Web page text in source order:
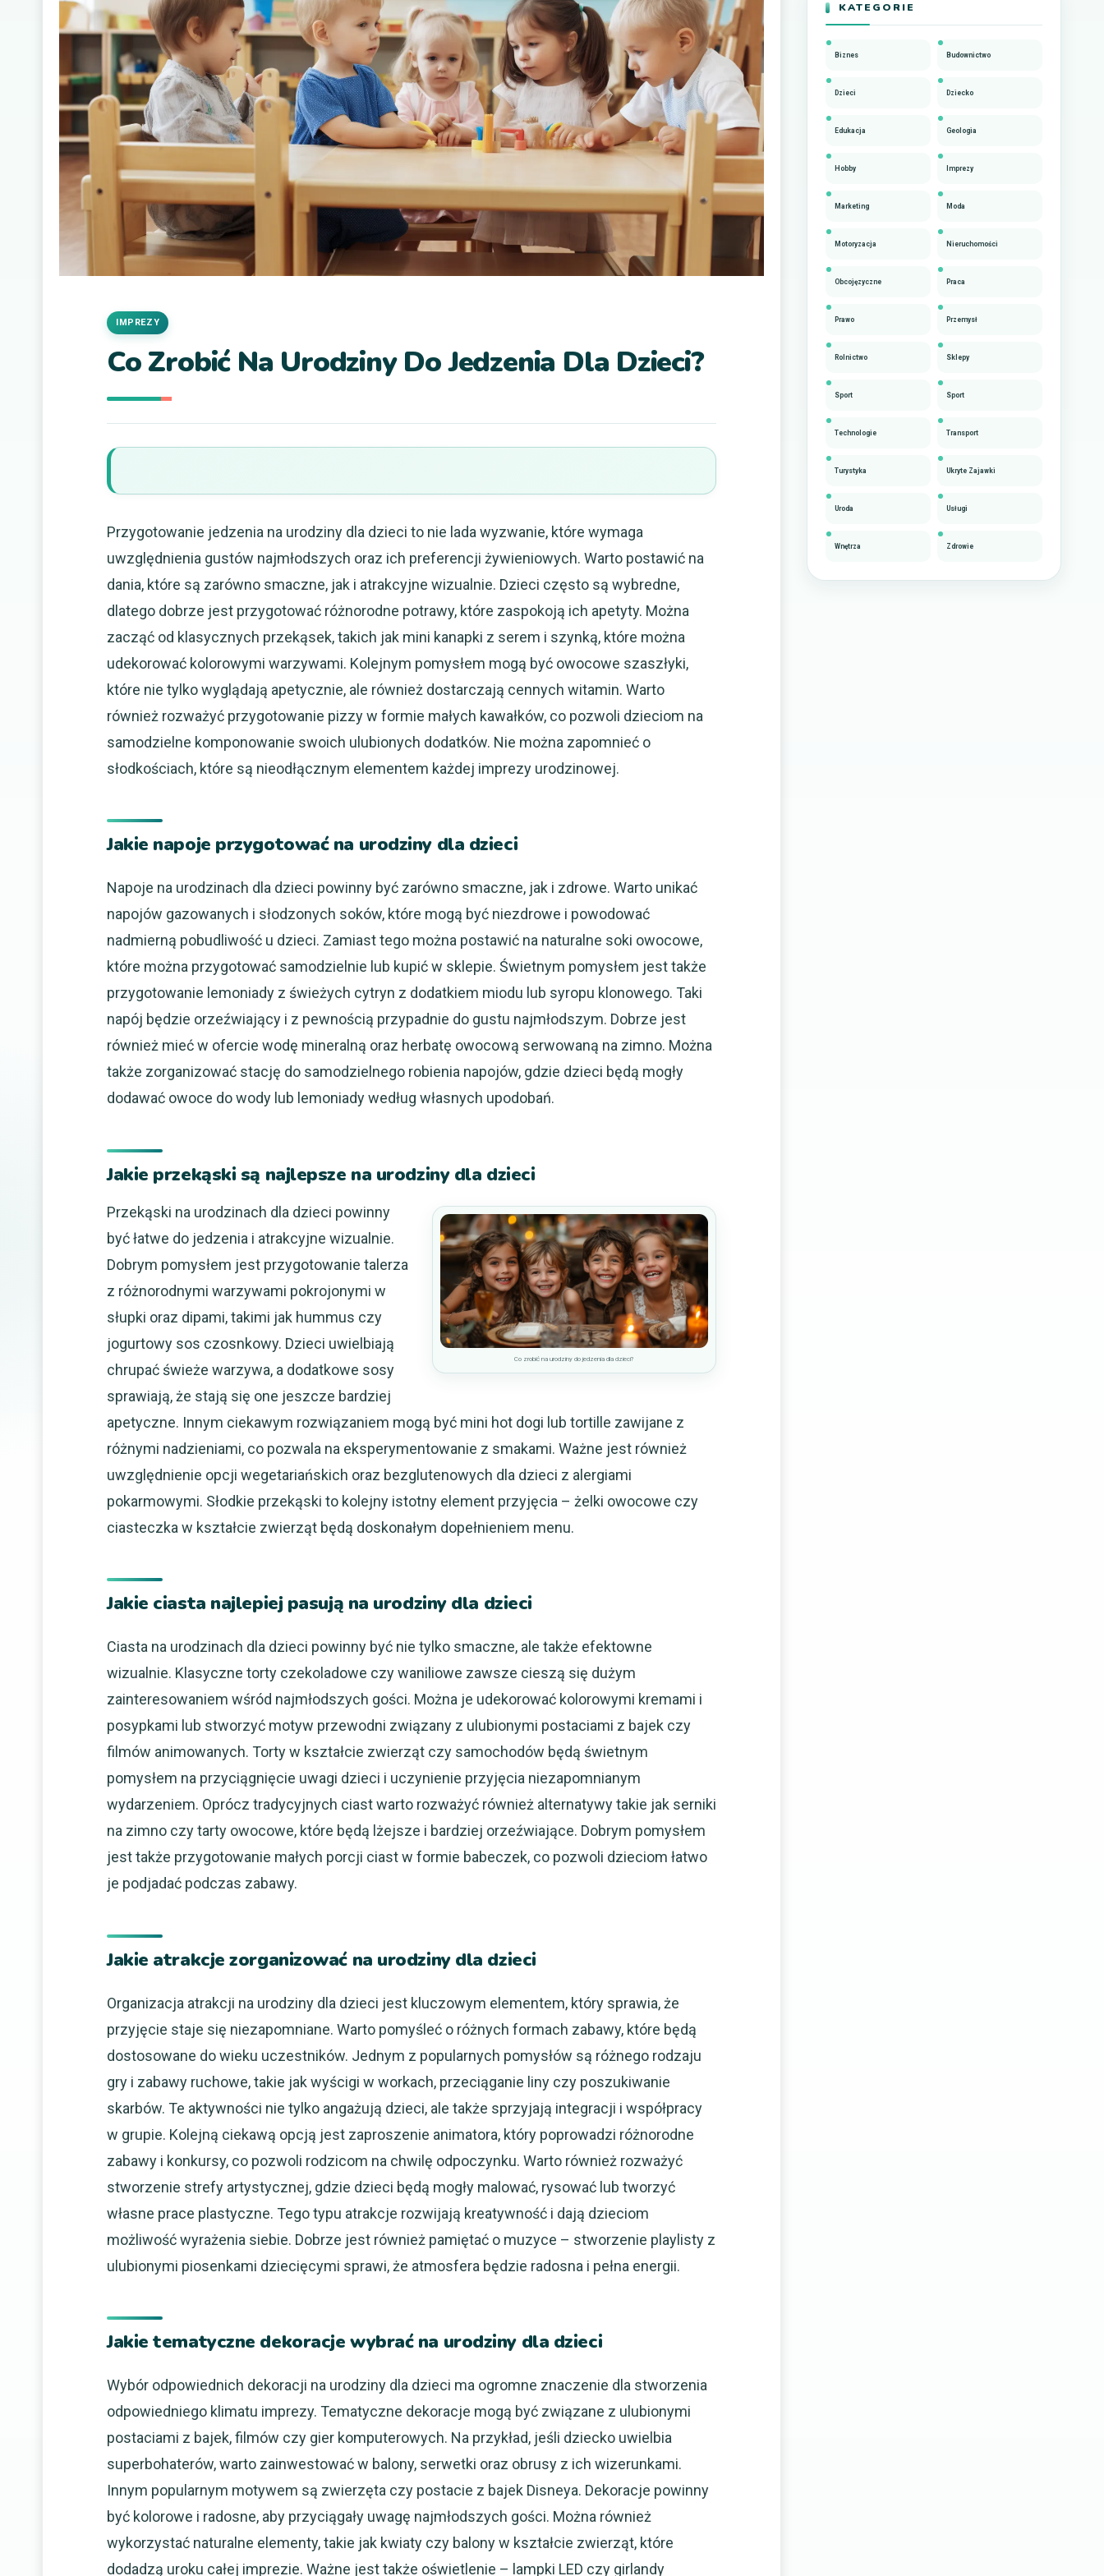
Co Zrobić Na Urodziny Do Jedzenia Dla Dzieci?
IMPREZY
Przygotowanie jedzenia na urodziny dla dzieci to nie lada wyzwanie, które wymaga
uwzględnienia gustów najmłodszych oraz ich preferencji żywieniowych. Warto postawić na
dania, które są zarówno smaczne, jak i atrakcyjne wizualnie. Dzieci często są wybredne,
dlatego dobrze jest przygotować różnorodne potrawy, które zaspokoją ich apetyty. Można
zacząć od klasycznych przekąsek, takich jak mini kanapki z serem i szynką, które można
udekorować kolorowymi warzywami. Kolejnym pomysłem mogą być owocowe szaszłyki,
które nie tylko wyglądają apetycznie, ale również dostarczają cennych witamin. Warto
również rozważyć przygotowanie pizzy w formie małych kawałków, co pozwoli dzieciom na
samodzielne komponowanie swoich ulubionych dodatków. Nie można zapomnieć o
słodkościach, które są nieodłącznym elementem każdej imprezy urodzinowej.
Jakie napoje przygotować na urodziny dla dzieci
Napoje na urodzinach dla dzieci powinny być zarówno smaczne, jak i zdrowe. Warto unikać
napojów gazowanych i słodzonych soków, które mogą być niezdrowe i powodować
nadmierną pobudliwość u dzieci. Zamiast tego można postawić na naturalne soki owocowe,
które można przygotować samodzielnie lub kupić w sklepie. Świetnym pomysłem jest także
przygotowanie lemoniady z świeżych cytryn z dodatkiem miodu lub syropu klonowego. Taki
napój będzie orzeźwiający i z pewnością przypadnie do gustu najmłodszym. Dobrze jest
również mieć w ofercie wodę mineralną oraz herbatę owocową serwowaną na zimno. Można
także zorganizować stację do samodzielnego robienia napojów, gdzie dzieci będą mogły
dodawać owoce do wody lub lemoniady według własnych upodobań.
Jakie przekąski są najlepsze na urodziny dla dzieci
Co zrobić na urodziny do jedzenia dla dzieci?
Przekąski na urodzinach dla dzieci powinny
być łatwe do jedzenia i atrakcyjne wizualnie.
Dobrym pomysłem jest przygotowanie talerza
z różnorodnymi warzywami pokrojonymi w
słupki oraz dipami, takimi jak hummus czy
jogurtowy sos czosnkowy. Dzieci uwielbiają
chrupać świeże warzywa, a dodatkowe sosy
sprawiają, że stają się one jeszcze bardziej
apetyczne. Innym ciekawym rozwiązaniem mogą być mini hot dogi lub tortille zawijane z
różnymi nadzieniami, co pozwala na eksperymentowanie z smakami. Ważne jest również
uwzględnienie opcji wegetariańskich oraz bezglutenowych dla dzieci z alergiami
pokarmowymi. Słodkie przekąski to kolejny istotny element przyjęcia – żelki owocowe czy
ciasteczka w kształcie zwierząt będą doskonałym dopełnieniem menu.
Jakie ciasta najlepiej pasują na urodziny dla dzieci
Ciasta na urodzinach dla dzieci powinny być nie tylko smaczne, ale także efektowne
wizualnie. Klasyczne torty czekoladowe czy waniliowe zawsze cieszą się dużym
zainteresowaniem wśród najmłodszych gości. Można je udekorować kolorowymi kremami i
posypkami lub stworzyć motyw przewodni związany z ulubionymi postaciami z bajek czy
filmów animowanych. Torty w kształcie zwierząt czy samochodów będą świetnym
pomysłem na przyciągnięcie uwagi dzieci i uczynienie przyjęcia niezapomnianym
wydarzeniem. Oprócz tradycyjnych ciast warto rozważyć również alternatywy takie jak serniki
na zimno czy tarty owocowe, które będą lżejsze i bardziej orzeźwiające. Dobrym pomysłem
jest także przygotowanie małych porcji ciast w formie babeczek, co pozwoli dzieciom łatwo
je podjadać podczas zabawy.
Jakie atrakcje zorganizować na urodziny dla dzieci
Organizacja atrakcji na urodziny dla dzieci jest kluczowym elementem, który sprawia, że
przyjęcie staje się niezapomniane. Warto pomyśleć o różnych formach zabawy, które będą
dostosowane do wieku uczestników. Jednym z popularnych pomysłów są różnego rodzaju
gry i zabawy ruchowe, takie jak wyścigi w workach, przeciąganie liny czy poszukiwanie
skarbów. Te aktywności nie tylko angażują dzieci, ale także sprzyjają integracji i współpracy
w grupie. Kolejną ciekawą opcją jest zaproszenie animatora, który poprowadzi różnorodne
zabawy i konkursy, co pozwoli rodzicom na chwilę odpoczynku. Warto również rozważyć
stworzenie strefy artystycznej, gdzie dzieci będą mogły malować, rysować lub tworzyć
własne prace plastyczne. Tego typu atrakcje rozwijają kreatywność i dają dzieciom
możliwość wyrażenia siebie. Dobrze jest również pamiętać o muzyce – stworzenie playlisty z
ulubionymi piosenkami dziecięcymi sprawi, że atmosfera będzie radosna i pełna energii.
Jakie tematyczne dekoracje wybrać na urodziny dla dzieci
Wybór odpowiednich dekoracji na urodziny dla dzieci ma ogromne znaczenie dla stworzenia
odpowiedniego klimatu imprezy. Tematyczne dekoracje mogą być związane z ulubionymi
postaciami z bajek, filmów czy gier komputerowych. Na przykład, jeśli dziecko uwielbia
superbohaterów, warto zainwestować w balony, serwetki oraz obrusy z ich wizerunkami.
Innym popularnym motywem są zwierzęta czy postacie z bajek Disneya. Dekoracje powinny
być kolorowe i radosne, aby przyciągały uwagę najmłodszych gości. Można również
wykorzystać naturalne elementy, takie jak kwiaty czy balony w kształcie zwierząt, które
dodadzą uroku całej imprezie. Ważne jest także oświetlenie – lampki LED czy girlandy
KATEGORIE
Biznes Budownictwo
Dzieci Dziecko
Edukacja Geologia
Hobby Imprezy
Marketing Moda
Motoryzacja Nieruchomości
Obcojęzyczne Praca
Prawo Przemysł
Rolnictwo Sklepy
Sport Sport
Technologie Transport
Turystyka Ukryte Zajawki
Uroda Usługi
Wnętrza Zdrowie